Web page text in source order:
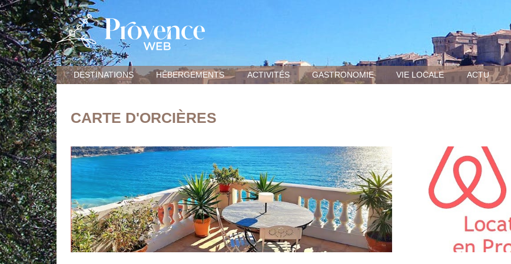
DESTINATIONS HÉBERGEMENTS ACTIVITÉS GASTRONOMIE VIE LOCALE ACTU
CARTE D'ORCIÈRES